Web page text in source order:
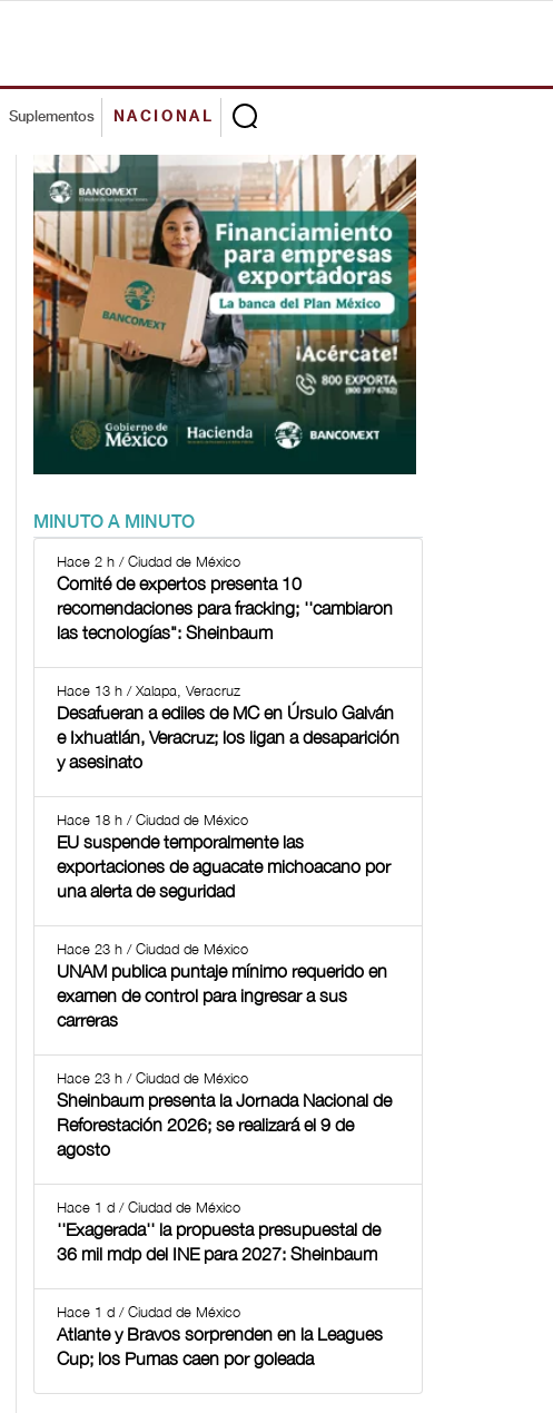
Suplementos NACIONAL
MINUTO A MINUTO
Hace 2 h / Ciudad de México
Comité de expertos presenta 10
recomendaciones para fracking; ''cambiaron
las tecnologías": Sheinbaum
Hace 13 h / Xalapa, Veracruz
Desafueran a ediles de MC en Úrsulo Galván
e Ixhuatlán, Veracruz; los ligan a desaparición
y asesinato
Hace 18 h / Ciudad de México
EU suspende temporalmente las
exportaciones de aguacate michoacano por
una alerta de seguridad
Hace 23 h / Ciudad de México
UNAM publica puntaje mínimo requerido en
examen de control para ingresar a sus
carreras
Hace 23 h / Ciudad de México
Sheinbaum presenta la Jornada Nacional de
Reforestación 2026; se realizará el 9 de
agosto
Hace 1 d / Ciudad de México
''Exagerada'' la propuesta presupuestal de
36 mil mdp del INE para 2027: Sheinbaum
Hace 1 d / Ciudad de México
Atlante y Bravos sorprenden en la Leagues
Cup; los Pumas caen por goleada